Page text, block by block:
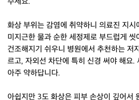
화상 부위는 감염에 취약하니 의료진 지
미지근한 물과 순한 세정제로 부드럽게
건조해지기 쉬우니 병원에서 추천하는 저
르고, 자외선 차단에 특히 신경 써야 해요.
아주 약하답니다.
아쉽지만 3도 화상은 피부 손상이 깊어서